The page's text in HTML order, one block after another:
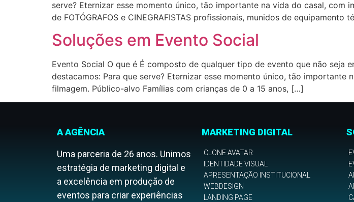
serve? Eternizar esse momento único, tão importante na vida do casal, com
de FOTÓGRAFOS e CINEGRAFISTAS profissionais, munidos de
Soluções em Evento Social
Evento Social O que é É composto de qualquer tipo de evento que não seja
destacamos: Para que serve? Eternizar esse momento único, tão importante
filmagem. Público-alvo Famílias com crianças de 0 a 15 anos, […]
A AGÊNCIA
Uma parceria de 26 anos. Unimos
estratégia de marketing digital e
a excelência em produção de
eventos para criar experiências
MARKETING DIGITAL
CLONE AVATAR
IDENTIDADE VISUAL
APRESENTAÇÃO INSTITUCIONAL
WEBDESIGN
LANDING PAGE